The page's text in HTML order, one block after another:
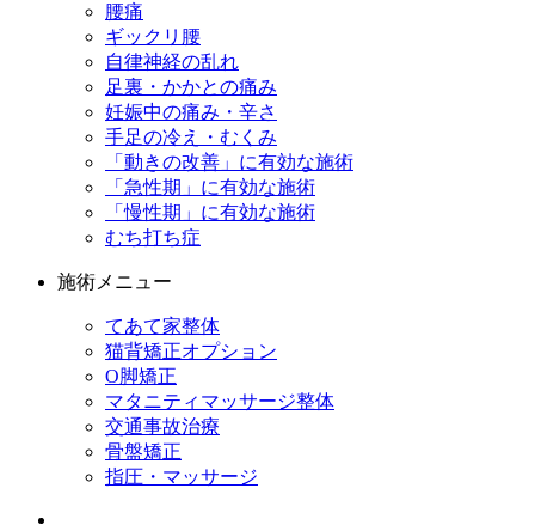
腰痛
ギックリ腰
自律神経の乱れ
足裏・かかとの痛み
妊娠中の痛み・辛さ
手足の冷え・むくみ
「動きの改善」に有効な施術
「急性期」に有効な施術
「慢性期」に有効な施術
むち打ち症
施術メニュー
てあて家整体
猫背矯正オプション
O脚矯正
マタニティマッサージ整体
交通事故治療
骨盤矯正
指圧・マッサージ